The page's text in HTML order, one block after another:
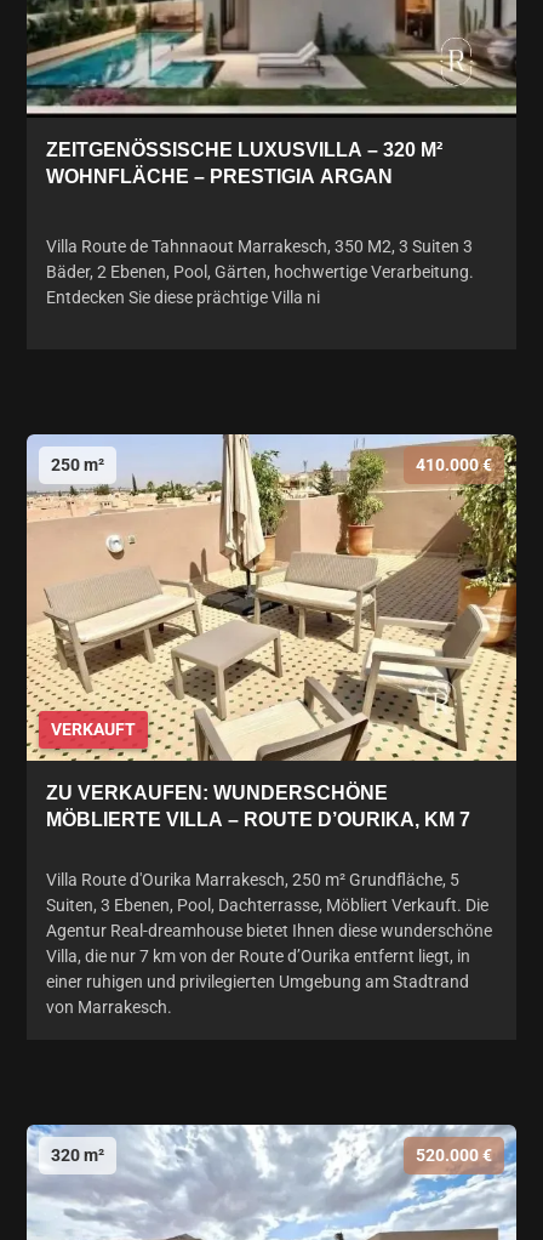
ZEITGENÖSSISCHE LUXUSVILLA – 320 M²
WOHNFLÄCHE – PRESTIGIA ARGAN
Villa Route de Tahnnaout Marrakesch, 350 M2, 3 Suiten 3
Bäder, 2 Ebenen, Pool, Gärten, hochwertige Verarbeitung.
Entdecken Sie diese prächtige Villa ni
250 m² 410.000 €
VERKAUFT
ZU VERKAUFEN: WUNDERSCHÖNE
MÖBLIERTE VILLA – ROUTE D’OURIKA, KM 7
Villa Route d'Ourika Marrakesch, 250 m² Grundfläche, 5
Suiten, 3 Ebenen, Pool, Dachterrasse, Möbliert Verkauft. Die
Agentur Real-dreamhouse bietet Ihnen diese wunderschöne
Villa, die nur 7 km von der Route d’Ourika entfernt liegt, in
einer ruhigen und privilegierten Umgebung am Stadtrand
von Marrakesch.
320 m² 520.000 €